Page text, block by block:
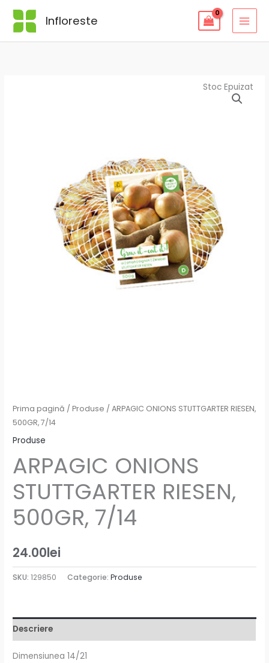
Skip
Infloreste
Stoc Epuizat
Prima pagină /Produse / ARPAGIC ONIONS STUTTGARTER RIESEN,
500GR, 7/14
Produse
ARPAGIC ONIONS
STUTTGARTER RIESEN,
500GR, 7/14
24.00lei
SKU:129850 Categorie:Produse
Descriere
Dimensiunea 14/21